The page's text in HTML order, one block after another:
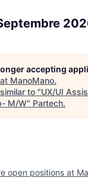
accepting
ManoMano.
to "UX/UI
M/W" Partech.
open positions at